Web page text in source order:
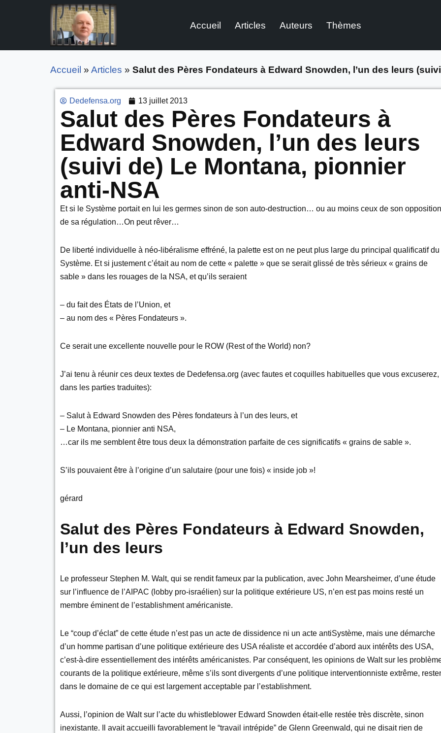
Accueil Articles Auteurs Thèmes
Accueil » Articles » Salut des Pères Fondateurs à Edward Snowden, l’un des leurs
Dedefensa.org 13 juillet 2013
Salut des Pères Fondateurs à
Edward Snowden, l’un des leurs
(suivi de) Le Montana, pionnier
anti-NSA
Et si le Système portait en lui les germes sinon de son auto-destruction… ou au moins ceux de son
de sa régulation…On peut rêver…
De liberté individuelle à néo-libéralisme effréné, la palette est on ne peut plus large du principal qualificatif du
Système. Et si justement c’était au nom de cette « palette » que se serait glissé de très sérieux « grains de
sable » dans les rouages de la NSA, et qu’ils seraient
– du fait des États de l’Union, et
– au nom des « Pères Fondateurs ».
Ce serait une excellente nouvelle pour le ROW (Rest of the World) non?
J’ai tenu à réunir ces deux textes de Dedefensa.org (avec fautes et coquilles habituelles que vous excuserez,
dans les parties traduites):
– Salut à Edward Snowden des Pères fondateurs à l’un des leurs, et
– Le Montana, pionnier anti NSA,
…car ils me semblent être tous deux la démonstration parfaite de ces significatifs « grains de sable ».
S’ils pouvaient être à l’origine d’un salutaire (pour une fois) « inside job »!
gérard
Salut des Pères Fondateurs à Edward Snowden,
l’un des leurs
Le professeur Stephen M. Walt, qui se rendit fameux par la publication, avec John Mearsheimer, d’une étude
sur l’influence de l’AIPAC (lobby pro-israélien) sur la politique extérieure US, n’en est pas moins resté un
membre éminent de l’establishment américaniste.
Le “coup d’éclat” de cette étude n’est pas un acte de dissidence ni un acte antiSystème, mais une démarche
d’un homme partisan d’une politique extérieure des USA réaliste et accordée d’abord aux intérêts des USA,
c’est-à-dire essentiellement des intérêts américanistes. Par conséquent, les opinions de Walt sur les
courants de la politique extérieure, même s’ils sont divergents d’une politique interventionniste extrême,
dans le domaine de ce qui est largement acceptable par l’establishment.
Aussi, l’opinion de Walt sur l’acte du whistleblower Edward Snowden était-elle restée très discrète, sinon
inexistante. Il avait accueilli favorablement le “travail intrépide” de Glenn Greenwald, qui ne disait rien de